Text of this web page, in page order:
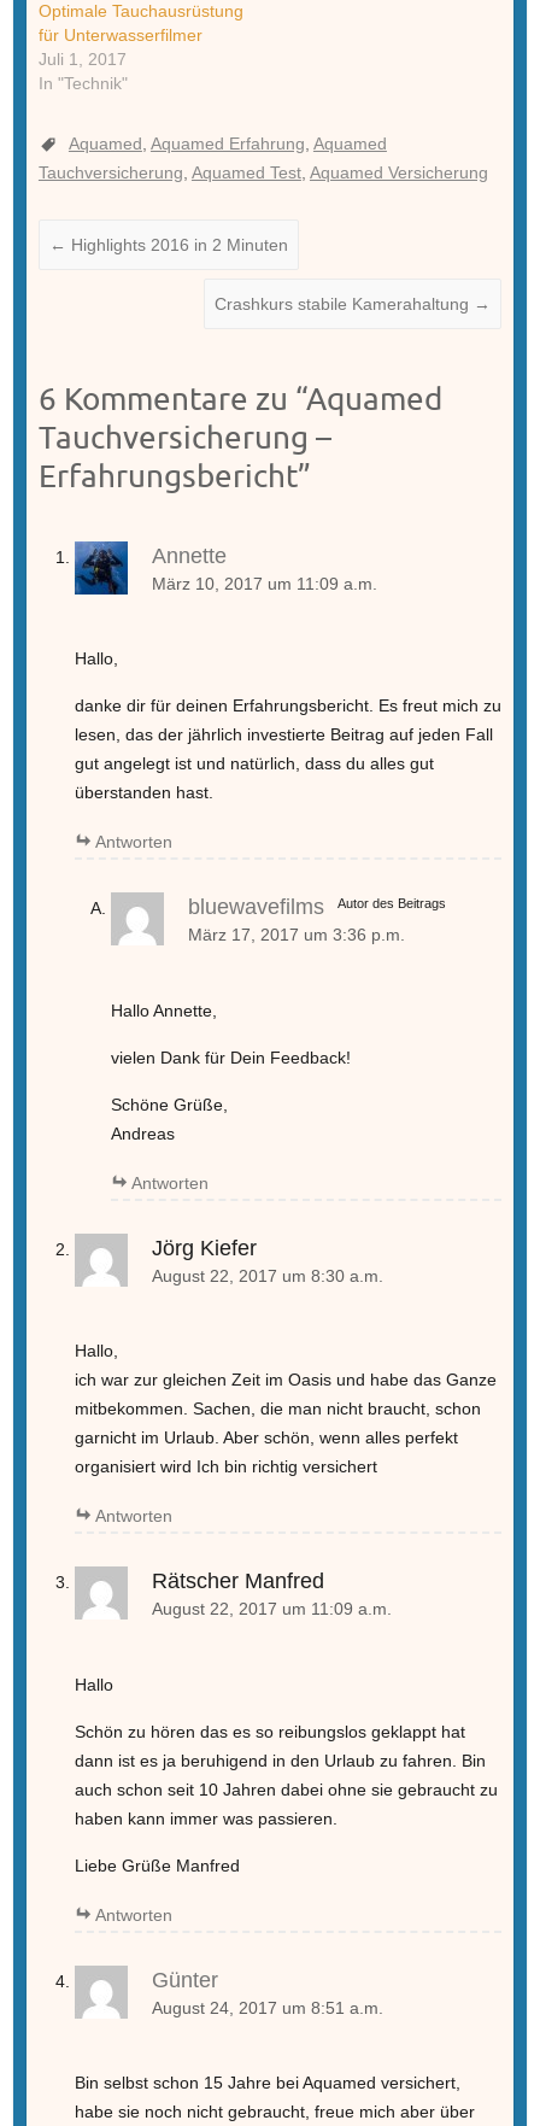
Optimale Tauchausrüstung
für Unterwasserfilmer
Juli 1, 2017
In "Technik"
Aquamed, Aquamed Erfahrung, Aquamed
Tauchversicherung, Aquamed Test, Aquamed Versicherung
← Highlights 2016 in 2 Minuten
Crashkurs stabile Kamerahaltung →
6 Kommentare zu “Aquamed
Tauchversicherung –
Erfahrungsbericht”
Annette
März 10, 2017 um 11:09 a.m.
Hallo,
danke dir für deinen Erfahrungsbericht. Es freut mich zu
lesen, das der jährlich investierte Beitrag auf jeden Fall
gut angelegt ist und natürlich, dass du alles gut
überstanden hast.
Antworten
bluewavefilms Autor des Beitrags
März 17, 2017 um 3:36 p.m.
Hallo Annette,
vielen Dank für Dein Feedback!
Schöne Grüße,
Andreas
Antworten
Jörg Kiefer
August 22, 2017 um 8:30 a.m.
Hallo,
ich war zur gleichen Zeit im Oasis und habe das Ganze
mitbekommen. Sachen, die man nicht braucht, schon
garnicht im Urlaub. Aber schön, wenn alles perfekt
organisiert wird Ich bin richtig versichert
Antworten
Rätscher Manfred
August 22, 2017 um 11:09 a.m.
Hallo
Schön zu hören das es so reibungslos geklappt hat
dann ist es ja beruhigend in den Urlaub zu fahren. Bin
auch schon seit 10 Jahren dabei ohne sie gebraucht zu
haben kann immer was passieren.
Liebe Grüße Manfred
Antworten
Günter
August 24, 2017 um 8:51 a.m.
Bin selbst schon 15 Jahre bei Aquamed versichert,
habe sie noch nicht gebraucht, freue mich aber über